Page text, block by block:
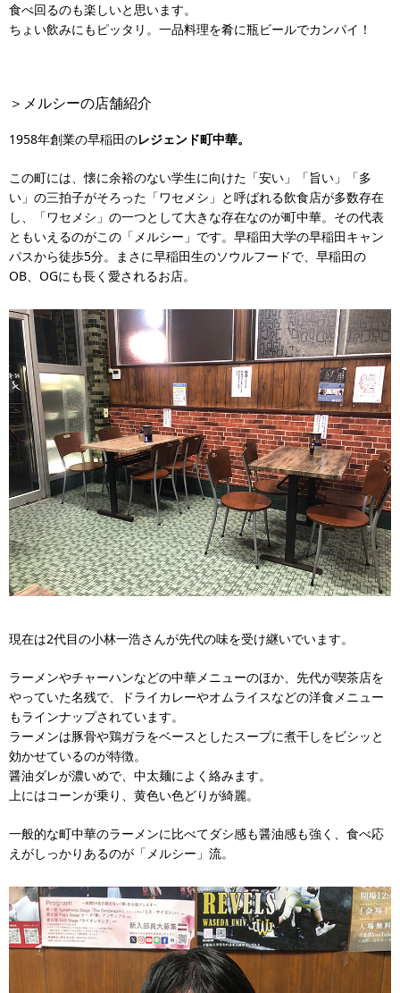
食べ回るのも楽しいと思います。
ちょい飲みにもピッタリ。一品料理を肴に瓶ビールでカンパイ！
＞メルシーの店舗紹介
1958年創業の早稲田のレジェンド町中華。
この町には、懐に余裕のない学生に向けた「安い」「旨い」「多
い」の三拍子がそろった「ワセメシ」と呼ばれる飲食店が多数存在
し、「ワセメシ」の一つとして大きな存在なのが町中華。その代表
ともいえるのがこの「メルシー」です。早稲田大学の早稲田キャン
パスから徒歩5分。まさに早稲田生のソウルフードで、早稲田の
OB、OGにも長く愛されるお店。
現在は2代目の小林一浩さんが先代の味を受け継いでいます。
ラーメンやチャーハンなどの中華メニューのほか、先代が喫茶店を
やっていた名残で、ドライカレーやオムライスなどの洋食メニュー
もラインナップされています。
ラーメンは豚骨や鶏ガラをベースとしたスープに煮干しをビシッと
効かせているのが特徴。
醤油ダレが濃いめで、中太麺によく絡みます。
上にはコーンが乗り、黄色い色どりが綺麗。
一般的な町中華のラーメンに比べてダシ感も醤油感も強く、食べ応
えがしっかりあるのが「メルシー」流。